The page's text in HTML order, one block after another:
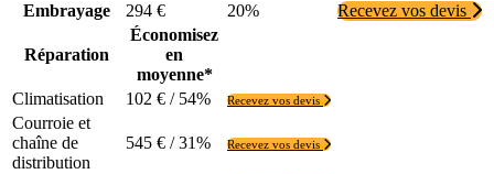
Embrayage 294 € 20% Recevez vos devis
Réparation
Économisez
en
moyenne*
Climatisation
102 € / 54% Recevez vos devis
Courroie et
chaîne de
distribution
545 € / 31% Recevez vos devis